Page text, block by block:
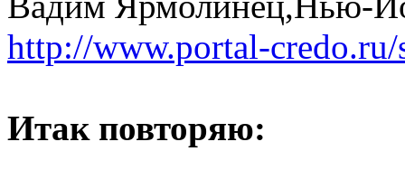
http://www.portal-
Итак повторяю: